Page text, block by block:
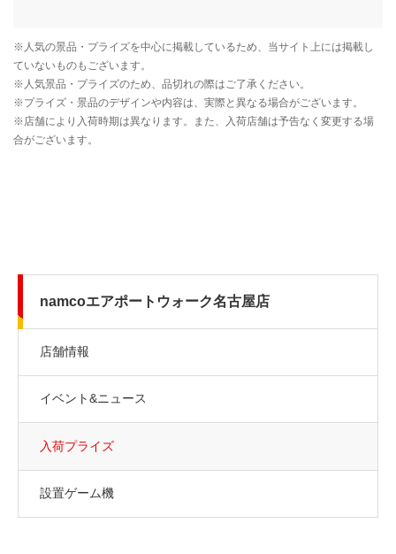
namcoエアポートウォーク名古屋店
店舗情報
イベント&ニュース
入荷プライズ
設置ゲーム機